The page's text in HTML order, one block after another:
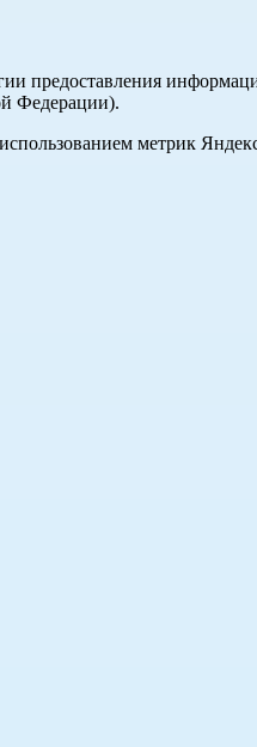
Федерации).
метрик